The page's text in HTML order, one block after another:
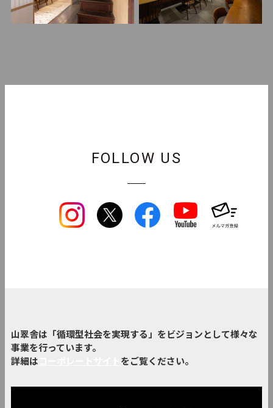
FOLLOW US
山翠舎は「循環型社会を実現する」をビジョンとして様々な
事業を行っています。
詳細は
をご覧ください。